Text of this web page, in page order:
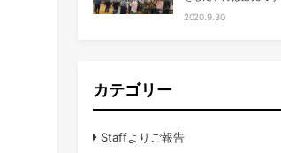
2020.9.30
カテゴリー
Staffよりご報告